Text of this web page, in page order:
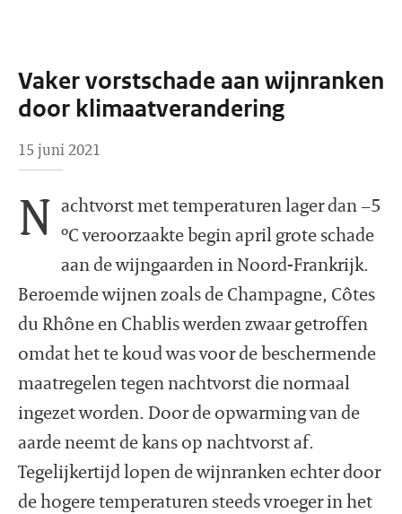
Vaker vorstschade aan wijnranken
door klimaatverandering
15 juni 2021
N achtvorst met temperaturen lager dan −5
ºC veroorzaakte begin april grote schade
aan de wijngaarden in Noord-Frankrijk.
Beroemde wijnen zoals de Champagne, Côtes
du Rhône en Chablis werden zwaar getroffen
omdat het te koud was voor de beschermende
maatregelen tegen nachtvorst die normaal
ingezet worden. Door de opwarming van de
aarde neemt de kans op nachtvorst af.
Tegelijkertijd lopen de wijnranken echter door
de hogere temperaturen steeds vroeger in het